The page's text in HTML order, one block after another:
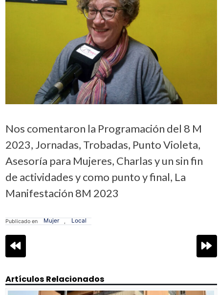
Nos comentaron la Programación del 8 M
2023, Jornadas, Trobadas, Punto Violeta,
Asesoría para Mujeres, Charlas y un sin fin
de actividades y como punto y final, La
Manifestación 8M 2023
Publicado en Mujer Local
Navegación
de
entradas
Artículos Relacionados